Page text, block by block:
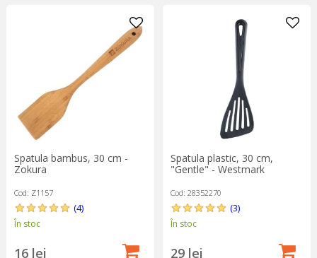
Spatula bambus, 30 cm -
Zokura
Cod: Z1157
(4)
În stoc
16 lei
Spatula plastic, 30 cm,
"Gentle" - Westmark
Cod: 28352270
(3)
În stoc
29 lei